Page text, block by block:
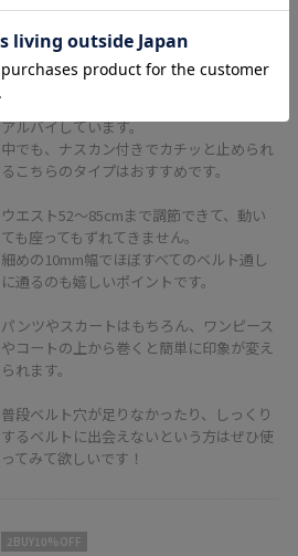
¥2,970
レビュー
ロペピクニックのスライド式ベルトは本当
アルバイしています。
中でも、ナスカン付きでカチッと止められ
るこちらのタイプはおすすめです。
ウエスト52～85cmまで調節できて、動い
ても座ってもずれてきません。
細めの10mm幅でほぼすべてのベルト通し
に通るのも嬉しいポイントです。
パンツやスカートはもちろん、ワンピース
やコートの上から巻くと簡単に印象が変え
られます。
普段ベルト穴が足りなかったり、しっくり
するベルトに出会えないという方はぜひ使
ってみて欲しいです！
2BUY10%OFF